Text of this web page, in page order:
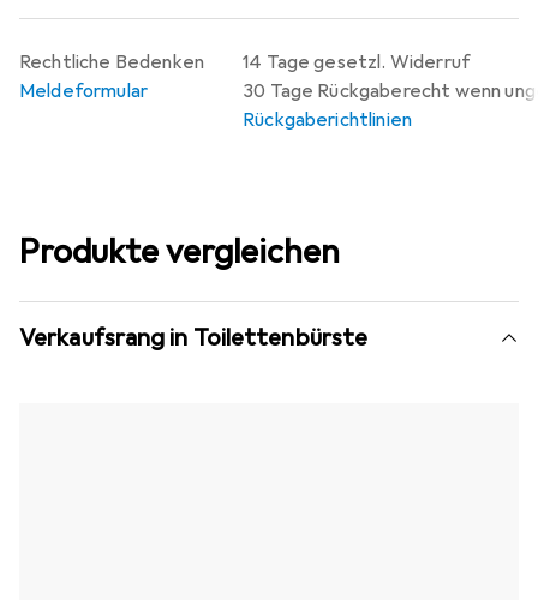
14 Tage gesetzl. Widerruf
30 Tage Rückgaberecht wenn
Rückgaberichtlinien
Rechtliche Bedenken
Meldeformular
Produkte vergleichen
Verkaufsrang in Toilettenbürste